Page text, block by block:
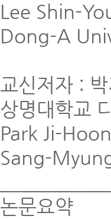
Lee Shin-
Dong-A
교신저자 :
상명대학교
Park Ji-
Sang-
논문요약